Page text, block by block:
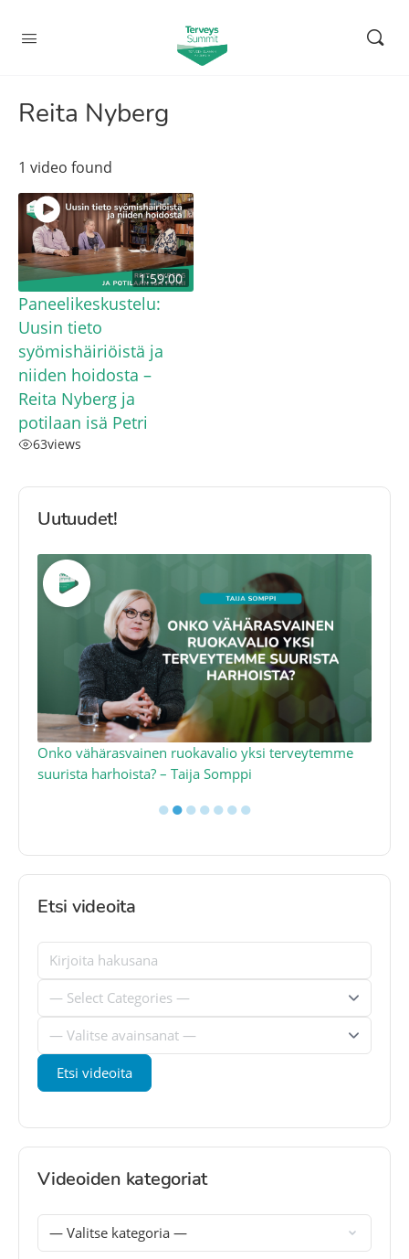
Reita Nyberg
1 video found
1:59:00
Paneelikeskustelu:
Uusin tieto
syömishäiriöistä ja
niiden hoidosta –
Reita Nyberg ja
potilaan isä Petri
63views
Uutuudet!
Onko vähärasvainen ruokavalio yksi terveytemme
suurista harhoista? – Taija Somppi
●●●●●●●
Etsi videoita
Videoiden kategoriat